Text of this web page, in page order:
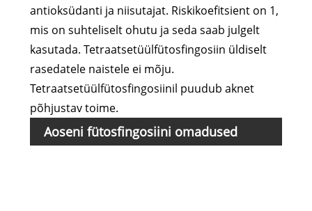
antioksüdanti ja niisutajat. Riskikoefitsient on 1,
mis on suhteliselt ohutu ja seda saab julgelt
kasutada. Tetraatsetüülfütosfingosiin üldiselt
rasedatele naistele ei mõju.
Tetraatsetüülfütosfingosiinil puudub aknet
põhjustav toime.
Aoseni fütosfingosiini omadused